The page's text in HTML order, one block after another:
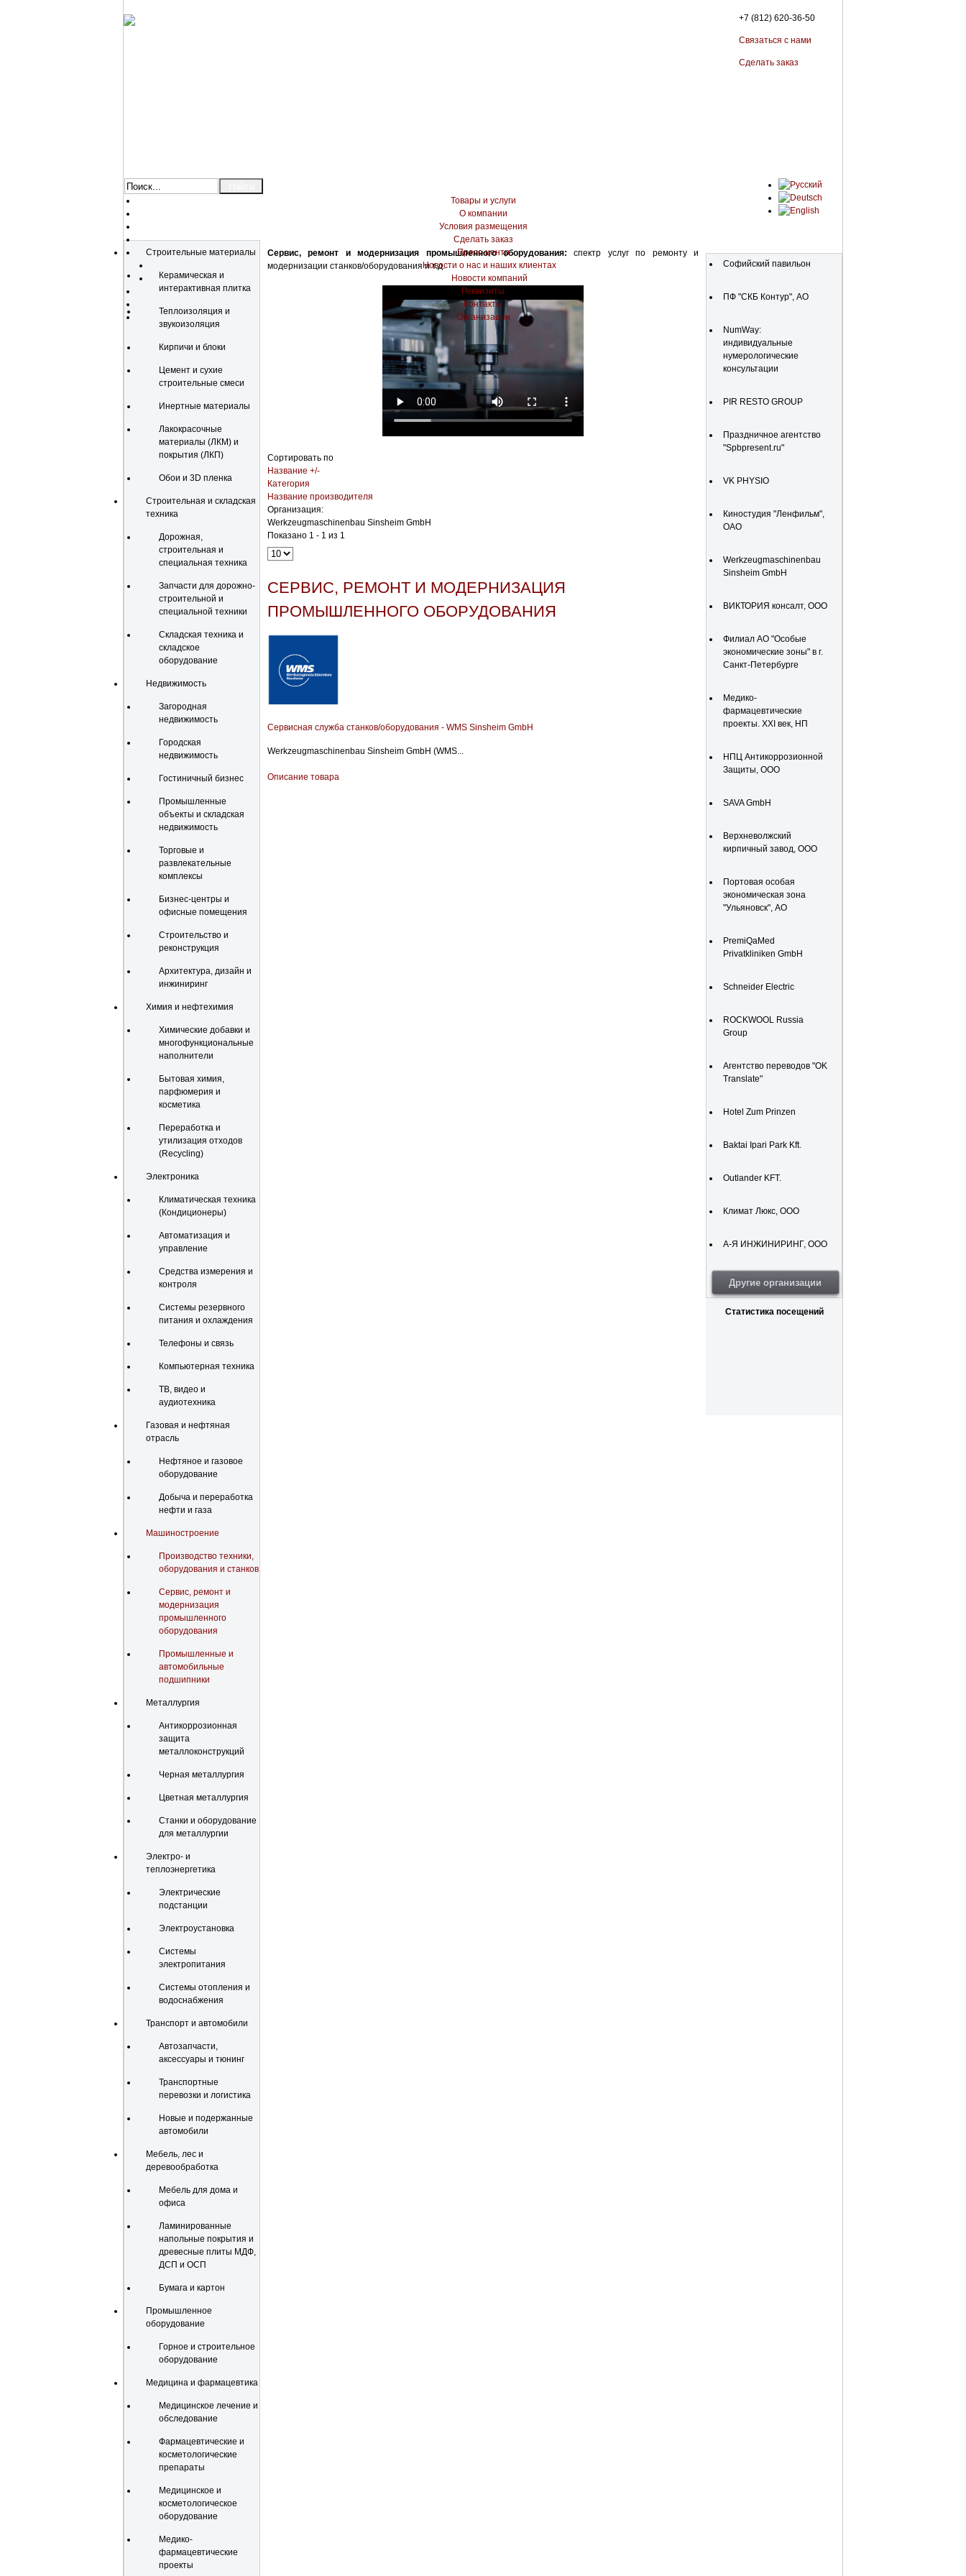
+7 (812) 620-36-50
Связаться с нами
Сделать заказ
Товары и услуги
О компании
Условия размещения
Сделать заказ
Пресс-центр
Новости о нас и наших клиентах
Новости компаний
Реквизиты
Контакты
Организации
Строительные материалы
Керамическая и
интерактивная плитка
Теплоизоляция и
звукоизоляция
Кирпичи и блоки
Цемент и сухие
строительные смеси
Инертные материалы
Лакокрасочные
материалы (ЛКМ) и
покрытия (ЛКП)
Обои и 3D пленка
Строительная и складская
техника
Дорожная,
строительная и
специальная техника
Запчасти для дорожно-
строительной и
специальной техники
Складская техника и
складское
оборудование
Недвижимость
Загородная
недвижимость
Городская
недвижимость
Гостиничный бизнес
Промышленные
объекты и складская
недвижимость
Торговые и
развлекательные
комплексы
Бизнес-центры и
офисные помещения
Строительство и
реконструкция
Архитектура, дизайн и
инжиниринг
Химия и нефтехимия
Химические добавки и
многофункциональные
наполнители
Бытовая химия,
парфюмерия и
косметика
Переработка и
утилизация отходов
(Recycling)
Электроника
Климатическая техника
(Кондиционеры)
Автоматизация и
управление
Средства измерения и
контроля
Системы резервного
питания и охлаждения
Телефоны и связь
Компьютерная техника
ТВ, видео и
аудиотехника
Газовая и нефтяная
отрасль
Нефтяное и газовое
оборудование
Добыча и переработка
нефти и газа
Машиностроение
Производство техники,
оборудования и станков
Сервис, ремонт и
модернизация
промышленного
оборудования
Промышленные и
автомобильные
подшипники
Металлургия
Антикоррозионная
защита
металлоконструкций
Черная металлургия
Цветная металлургия
Станки и оборудование
для металлургии
Электро- и
теплоэнергетика
Электрические
подстанции
Электроустановка
Системы
электропитания
Системы отопления и
водоснабжения
Транспорт и автомобили
Автозапчасти,
аксессуары и тюнинг
Транспортные
перевозки и логистика
Новые и подержанные
автомобили
Мебель, лес и
деревообработка
Мебель для дома и
офиса
Ламинированные
напольные покрытия и
древесные плиты МДФ,
ДСП и ОСП
Бумага и картон
Промышленное
оборудование
Горное и строительное
оборудование
Медицина и фармацевтика
Медицинское лечение и
обследование
Фармацевтические и
косметологические
препараты
Медицинское и
косметологическое
оборудование
Медико-
фармацевтические
проекты
Сервис, ремонт и модернизация промышленного оборудования: спектр услуг по ремонту и
модернизации станков/оборудования и т.д.
Сортировать по
Название +/-
Категория
Название производителя
Организация:
Werkzeugmaschinenbau Sinsheim GmbH
Показано 1 - 1 из 1
СЕРВИС, РЕМОНТ И МОДЕРНИЗАЦИЯ
ПРОМЫШЛЕННОГО ОБОРУДОВАНИЯ
Сервисная служба станков/оборудования - WMS Sinsheim GmbH
Werkzeugmaschinenbau Sinsheim GmbH (WMS...
Описание товара
Софийский павильон
ПФ "СКБ Контур", АО
NumWay:
индивидуальные
нумерологические
консультации
PIR RESTO GROUP
Праздничное агентство
"Spbpresent.ru"
VK PHYSIO
Киностудия "Ленфильм",
ОАО
Werkzeugmaschinenbau
Sinsheim GmbH
ВИКТОРИЯ консалт, ООО
Филиал АО "Особые
экономические зоны" в г.
Санкт-Петербурге
Медико-
фармацевтические
проекты. XXI век, НП
НПЦ Антикоррозионной
Защиты, ООО
SAVA GmbH
Верхневолжский
кирпичный завод, ООО
Портовая особая
экономическая зона
"Ульяновск", АО
PremiQaMed
Privatkliniken GmbH
Schneider Electric
ROCKWOOL Russia
Group
Агентство переводов "OK
Translate"
Hotel Zum Prinzen
Baktai Ipari Park Kft.
Outlander KFT.
Климат Люкс, ООО
А-Я ИНЖИНИРИНГ, ООО
Другие организации
Статистика посещений